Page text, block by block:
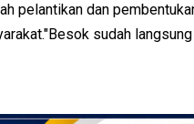
pelantikan dan
sudah